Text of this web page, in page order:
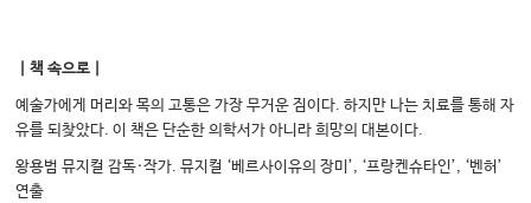
｜책 속으로｜
예술가에게 머리와 목의 고통은 가장 무거운 짐이다. 하지만 나는 치료를 통해 자
유를 되찾았다. 이 책은 단순한 의학서가 아니라 희망의 대본이다.
왕용범 뮤지컬 감독·작가. 뮤지컬 ‘베르사이유의 장미’, ‘프랑켄슈타인’, ‘벤허’
연출